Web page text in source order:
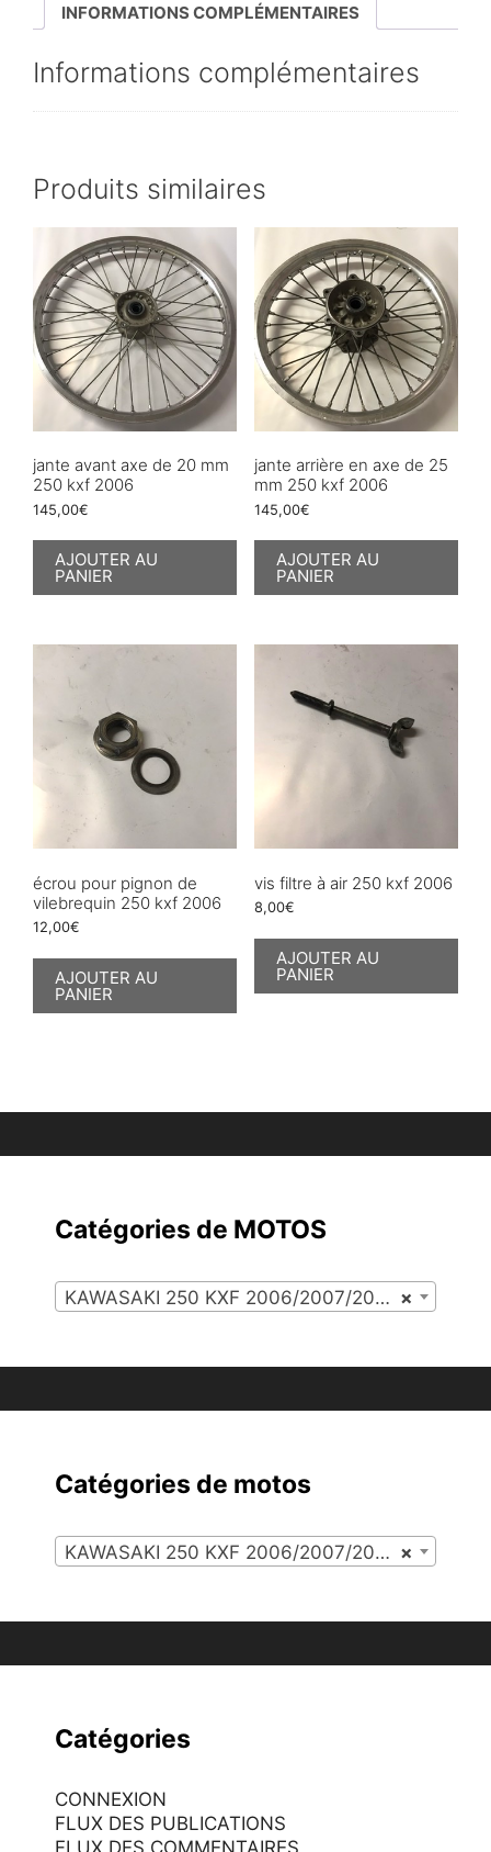
INFORMATIONS COMPLÉMENTAIRES
Informations complémentaires
Produits similaires
jante avant axe de 20 mm
250 kxf 2006
145,00€
AJOUTER AU
PANIER
jante arrière en axe de 25
mm 250 kxf 2006
145,00€
AJOUTER AU
PANIER
écrou pour pignon de
vilebrequin 250 kxf 2006
12,00€
AJOUTER AU
PANIER
vis filtre à air 250 kxf 2006
8,00€
AJOUTER AU
PANIER
Catégories de MOTOS
×
KAWASAKI 250 KXF 2006/2007/2008 (85)
Catégories de motos
×
KAWASAKI 250 KXF 2006/2007/2008 (85)
Catégories
CONNEXION
FLUX DES PUBLICATIONS
FLUX DES COMMENTAIRES